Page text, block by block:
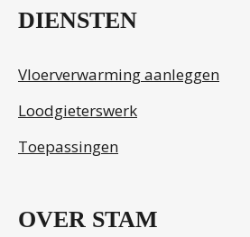
DIENSTEN
Vloerverwarming aanleggen
Loodgieterswerk
Toepassingen
OVER STAM